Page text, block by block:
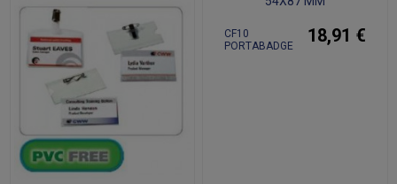
CF10
PORTABADGE
18,91 €